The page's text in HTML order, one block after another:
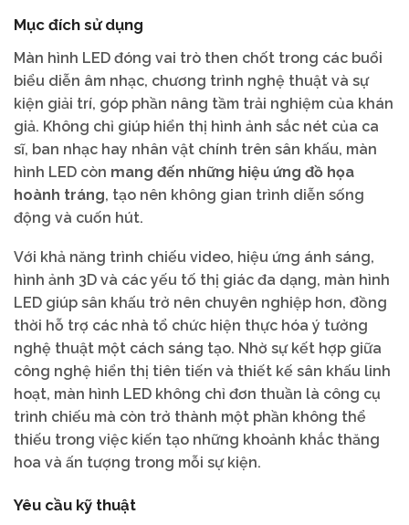
Mục đích sử dụng
Màn hình LED đóng vai trò then chốt trong các buổi
biểu diễn âm nhạc, chương trình nghệ thuật và sự
kiện giải trí, góp phần nâng tầm trải nghiệm của khán
giả. Không chỉ giúp hiển thị hình ảnh sắc nét của ca
sĩ, ban nhạc hay nhân vật chính trên sân khấu, màn
hình LED còn mang đến những hiệu ứng đồ họa
hoành tráng, tạo nên không gian trình diễn sống
động và cuốn hút.
Với khả năng trình chiếu video, hiệu ứng ánh sáng,
hình ảnh 3D và các yếu tố thị giác đa dạng, màn hình
LED giúp sân khấu trở nên chuyên nghiệp hơn, đồng
thời hỗ trợ các nhà tổ chức hiện thực hóa ý tưởng
nghệ thuật một cách sáng tạo. Nhờ sự kết hợp giữa
công nghệ hiển thị tiên tiến và thiết kế sân khấu linh
hoạt, màn hình LED không chỉ đơn thuần là công cụ
trình chiếu mà còn trở thành một phần không thể
thiếu trong việc kiến tạo những khoảnh khắc thăng
hoa và ấn tượng trong mỗi sự kiện.
Yêu cầu kỹ thuật